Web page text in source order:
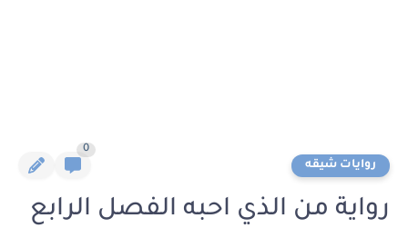
روايات شيقه
0
رواية من الذي احبه الفصل الرابع